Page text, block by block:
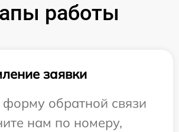
работы
заявки
обратной связи
нам по номеру,